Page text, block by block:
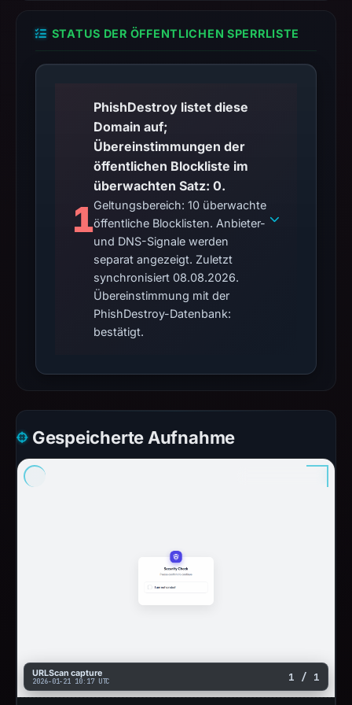
STATUS DER ÖFFENTLICHEN SPERRLISTE
1
PhishDestroy listet diese
Domain auf;
Übereinstimmungen der
öffentlichen Blockliste im
überwachten Satz: 0.
Geltungsbereich: 10 überwachte
öffentliche Blocklisten. Anbieter-
und DNS-Signale werden
separat angezeigt. Zuletzt
synchronisiert 08.08.2026.
Übereinstimmung mit der
PhishDestroy-Datenbank:
bestätigt.
Gespeicherte Aufnahme
URLScan capture
2026-01-21 10:17 UTC 1 / 1